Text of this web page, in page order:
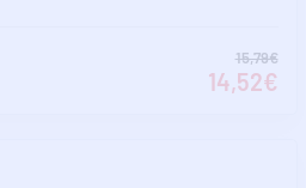
15,79€
14,52€